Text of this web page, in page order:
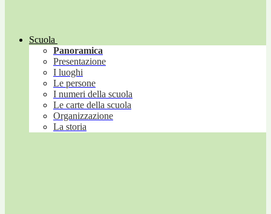
Scuola
Panoramica
Presentazione
I luoghi
Le persone
I numeri della scuola
Le carte della scuola
Organizzazione
La storia